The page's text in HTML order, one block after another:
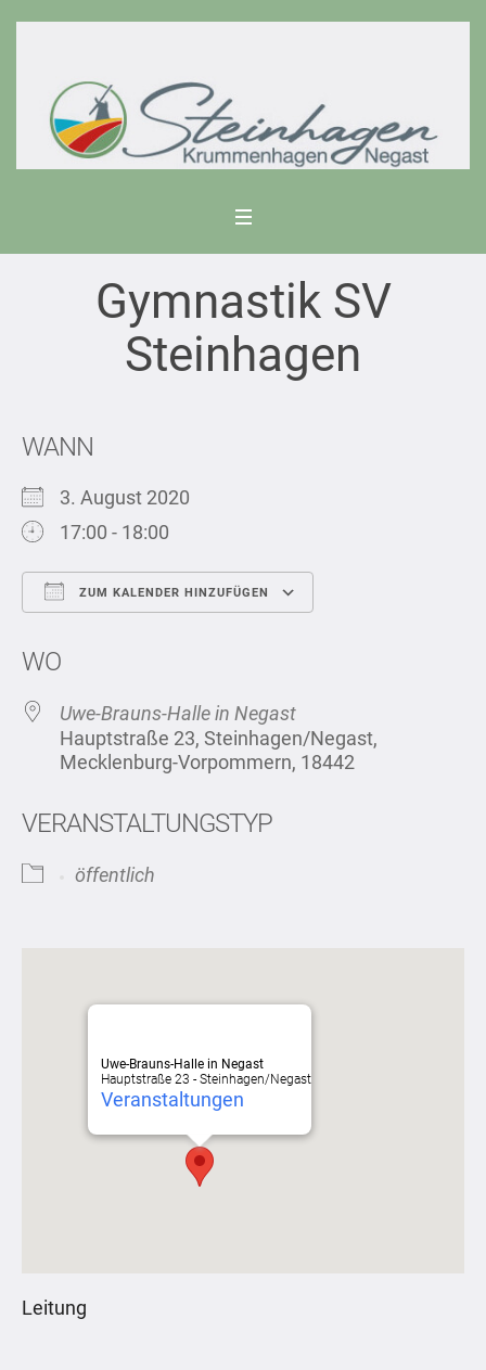
Gymnastik SV
Steinhagen
WANN
3. August 2020
17:00 - 18:00
ZUM KALENDER HINZUFÜGEN
WO
Uwe-Brauns-Halle in Negast
Hauptstraße 23, Steinhagen/Negast,
Mecklenburg-Vorpommern, 18442
VERANSTALTUNGSTYP
öffentlich
Uwe-Brauns-Halle in Negast
Hauptstraße 23 - Steinhagen/Negast
Veranstaltungen
Leitung